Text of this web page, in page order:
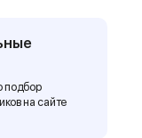
подбор
на сайте